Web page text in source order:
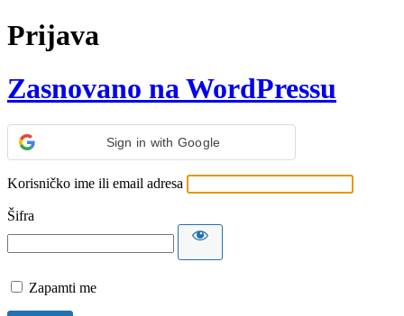
Prijava
Zasnovano na WordPressu
Sign in with Google
Korisničko ime ili email adresa
Šifra
Zapamti me